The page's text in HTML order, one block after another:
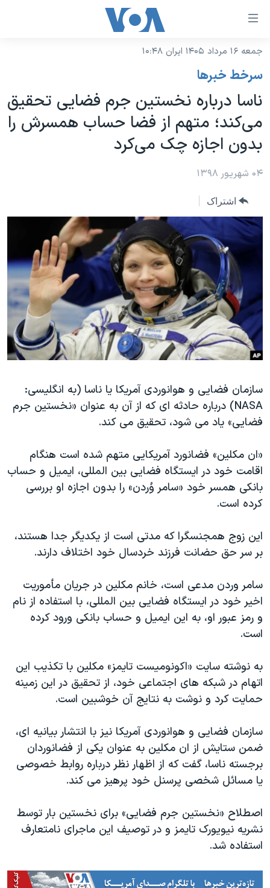
لینکهای
دسترسی
جهش
محتوای
اصلی
جهش
صفحه
جهش
به
جستجو
نسخه سبک وب‌سایت
موضوع ها
ایران
آمریکا
جهان
ورزشی
گزیده‌ها
ویژه برنامه‌ها
ویدیوها
فرهنگ و زندگی
حقوق شهروندی
اقتصادی
علم و فناوری
گالری عکس
آرشیو پخش زنده
برنامه های تلویزیونی
جدول برنامه ها
صفحه‌های ویژه
جام جهانی ۲۰۲۶
عملیات خشم حماسی
۲۵۰سالگی آمریکا
بایگانی برنامه‌های تلویزیونی
مستندها
انتخابات ریاست جمهوری آمریکا ۲۰۲۴
حمله جمهوری اسلامی به اسرائیل
رمز مهسا
اعتراضات زن، زندگی، آزادی
مجموعه مستندهای دادخواهی
دادگاه حمید نوری
چهل سال گروگان‌گیری
قانون شفافیت دارائی کادر رهبری ایران
اسرائیل در جنگ
همایش محافظه‌کاران آمریکا «سی‌پک»
صفحه‌های ویژه
فرکانس‌های صدای آمریکا
پخش رادیویی
یادگیری زبان انگلیسی
دنبال کنید
زبانهای مختلف
جمعه ۱۶ مرداد ۱۴۰۵ ایران ۱۰:۴۸
سرخط خبرها
ناسا درباره نخستین جرم فضایی تحقیق
می‌کند؛ متهم از فضا حساب همسرش را
بدون اجازه چک می‌کرد
۰۴ شهریور ۱۳۹۸
اشتراک
سازمان فضایی و هوانوردی آمریکا یا ناسا (به انگلیسی:
NASA) درباره حادثه ای که از آن به عنوان «نخستین جرم
فضایی» یاد می شود، تحقیق می کند.
«ان مکلین» فضانورد آمریکایی متهم شده است هنگام
اقامت خود در ایستگاه فضایی بین المللی، ایمیل و حساب
بانکی همسر خود «سامر وُردن» را بدون اجازه او بررسی
کرده است.
این زوج همجنسگرا که مدتی است از یکدیگر جدا هستند،
بر سر حق حضانت فرزند خردسال خود اختلاف دارند.
سامر وردن مدعی است، خانم مکلین در جریان مأموریت
اخیر خود در ایستگاه فضایی بین المللی، با استفاده از نام
و رمز عبور او، به این ایمیل و حساب بانکی ورود کرده
است.
به نوشته سایت «اکونومیست تایمز» مکلین با تکذیب این
اتهام در شبکه های اجتماعی خود، از تحقیق در این زمینه
حمایت کرد و نوشت به نتایج آن خوشبین است.
سازمان فضایی و هوانوردی آمریکا نیز با انتشار بیانیه ای،
ضمن ستایش از ان مکلین به عنوان یکی از فضانوردان
برجسته ناسا، گفت که از اظهار نظر درباره روابط خصوصی
یا مسائل شخصی پرسنل خود پرهیز می کند.
اصطلاح «نخستین جرم فضایی» برای نخستین بار توسط
نشریه نیویورک تایمز و در توصیف این ماجرای نامتعارف
استفاده شد.